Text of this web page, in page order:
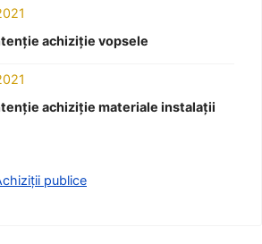
achiziție vopsele
achiziție materiale instalații
publice